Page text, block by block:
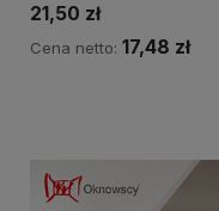
21,50 zł
Cena netto: 17,48 zł